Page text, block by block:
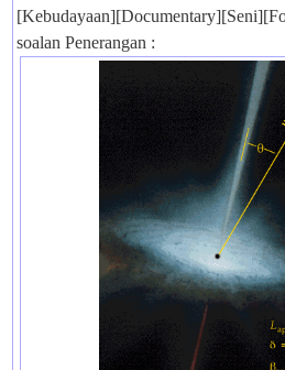
soalan Penerangan :